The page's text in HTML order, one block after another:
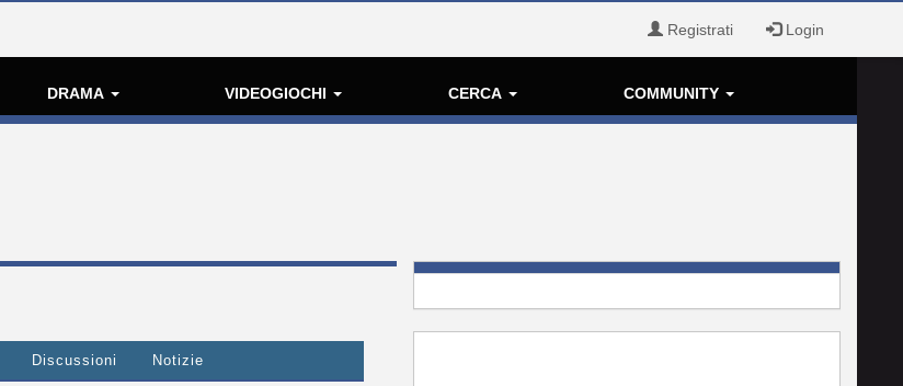
Registrati Login
DRAMA VIDEOGIOCHI CERCA COMMUNITY
Discussioni Notizie